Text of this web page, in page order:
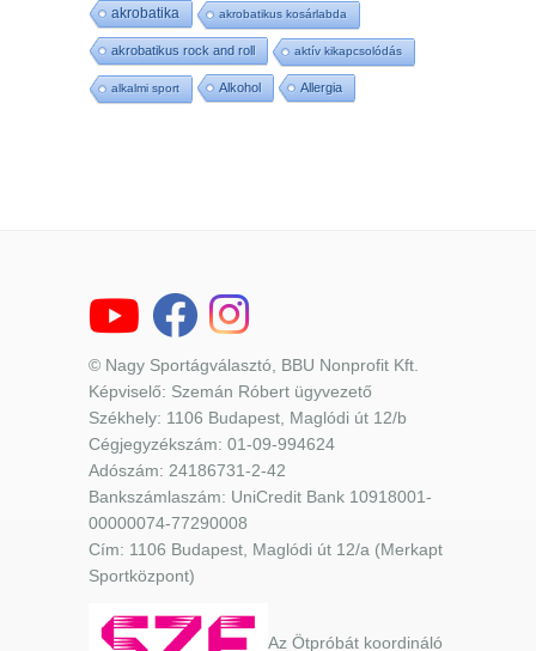
akrobatika akrobatikus kosárlabda
akrobatikus rock and roll aktív kikapcsolódás
alkalmi sport Alkohol Allergia
© Nagy Sportágválasztó, BBU Nonprofit Kft.
Képviselő: Szemán Róbert ügyvezető
Székhely: 1106 Budapest, Maglódi út 12/b
Cégjegyzékszám: 01-09-994624
Adószám: 24186731-2-42
Bankszámlaszám: UniCredit Bank 10918001-
00000074-77290008
Cím: 1106 Budapest, Maglódi út 12/a (Merkapt
Sportközpont)
Az Ötpróbát koordináló